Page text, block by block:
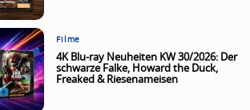
Filme
4K Blu-ray Neuheiten KW 30/2026: Der
schwarze Falke, Howard the Duck,
Freaked & Riesenameisen